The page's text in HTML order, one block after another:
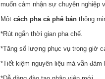
muốn cảm nhận sự chuyên nghiệp
Một cách pha cà phê bánthông
*Rút ngắn thời gian pha chế.
*Tăng số lượng phục vụ trong giờ
*Tiết kiệm nguyên liệu mà vẫn đảm